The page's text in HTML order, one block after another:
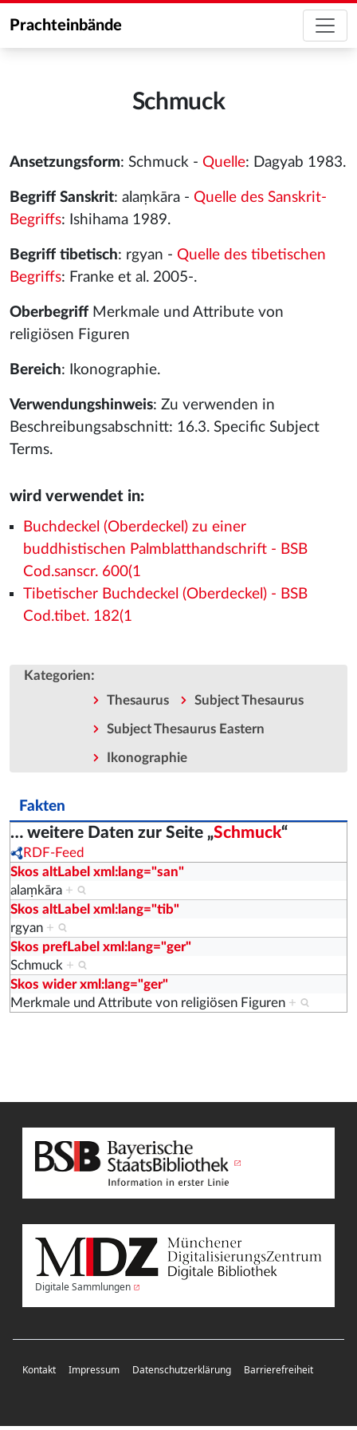
Prachteinbände
Schmuck
Ansetzungsform: Schmuck - Quelle: Dagyab 1983.
Begriff Sanskrit: alaṃkāra - Quelle des Sanskrit-
Begriffs: Ishihama 1989.
Begriff tibetisch: rgyan - Quelle des tibetischen
Begriffs: Franke et al. 2005-.
Oberbegriff Merkmale und Attribute von
religiösen Figuren
Bereich: Ikonographie.
Verwendungshinweis: Zu verwenden in
Beschreibungsabschnitt: 16.3. Specific Subject
Terms.
wird verwendet in:
Buchdeckel (Oberdeckel) zu einer
buddhistischen Palmblatthandschrift - BSB
Cod.sanscr. 600(1
Tibetischer Buchdeckel (Oberdeckel) - BSB
Cod.tibet. 182(1
Kategorien:
Thesaurus Subject Thesaurus
Subject Thesaurus Eastern
Ikonographie
Fakten
… weitere Daten zur Seite „Schmuck“
RDF-Feed
Skos altLabel xml:lang="san"
alaṃkāra +
Skos altLabel xml:lang="tib"
rgyan +
Skos prefLabel xml:lang="ger"
Schmuck +
Skos wider xml:lang="ger"
Merkmale und Attribute von religiösen Figuren +
Digitale Sammlungen
Kontakt Impressum Datenschutzerklärung Barrierefreiheit